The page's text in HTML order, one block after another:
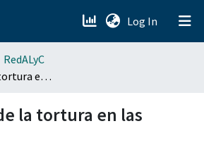
Log In (current)
RedALyC
La "verdad" de la tortura en las democracias
la tortura en las